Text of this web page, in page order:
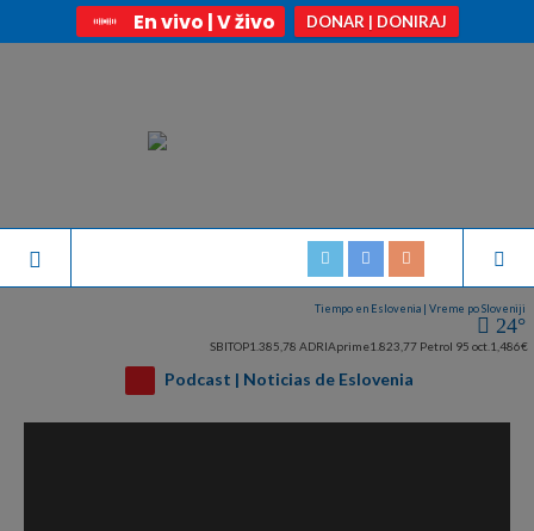
En vivo | V živo DONAR | DONIRAJ
Tiempo en Eslovenia | Vreme po Sloveniji
24°
SBITOP1.385,78 ADRIAprime1.823,77 Petrol 95 oct. 1,486€
Podcast | Noticias de Eslovenia